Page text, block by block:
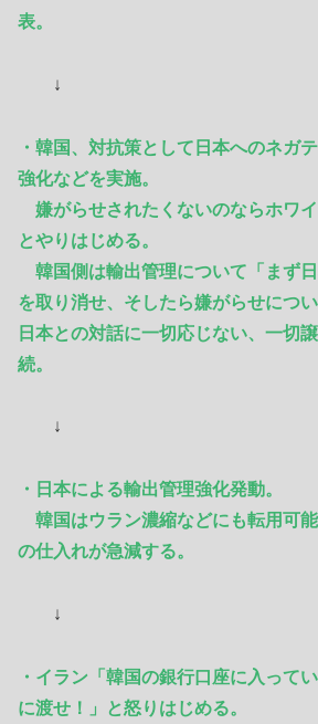
表。
↓
・韓国、対抗策として日本へのネガ
強化などを実施。
嫌がらせされたくないのならホワ
とやりはじめる。
韓国側は輸出管理について「まず
を取り消せ、そしたら嫌がらせにつ
日本との対話に一切応じない、一切
続。
↓
・日本による輸出管理強化発動。
韓国はウラン濃縮などにも転用可
の仕入れが急減する。
↓
・イラン「韓国の銀行口座に入って
に渡せ！」と怒りはじめる。